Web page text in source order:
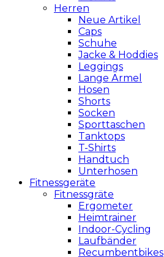
Herren
Neue Artikel
Caps
Schuhe
Jacke & Hoddies
Leggings
Lange Ärmel
Hosen
Shorts
Socken
Sporttaschen
Tanktops
T-Shirts
Handtuch
Unterhosen
Fitnessgeräte
Fitnessgräte
Ergometer
Heimtrainer
Indoor-Cycling
Laufbänder
Recumbentbikes